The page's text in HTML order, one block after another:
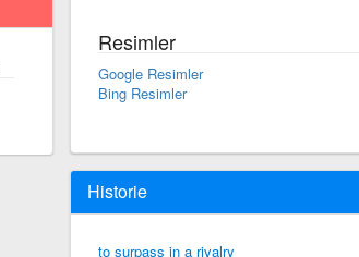
Resimler
Google Resimler
Bing Resimler
Historie
to surpass in a rivalry